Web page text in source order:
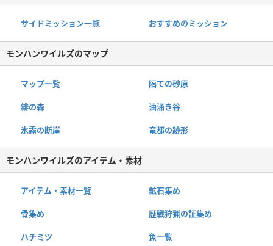
サイドミッション一覧 おすすめのミッション
モンハンワイルズのマップ
マップ一覧 隔ての砂原
緋の森 油涌き谷
氷霧の断崖 竜都の跡形
モンハンワイルズのアイテム・素材
アイテム・素材一覧 鉱石集め
骨集め 歴戦狩猟の証集め
ハチミツ 魚一覧